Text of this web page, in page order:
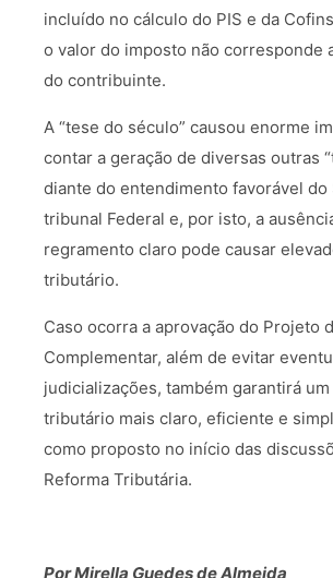
incluído no cálculo do PIS e da
o valor do imposto não corresponde
do contribuinte.
A “tese do século” causou enorme
contar a geração de diversas outras
diante do entendimento favorável do
tribunal Federal e, por isto, a
regramento claro pode causar
tributário.
Caso ocorra a aprovação do Projeto
Complementar, além de evitar
judicializações, também garantirá
tributário mais claro, eficiente e
como proposto no início das
Reforma Tributária.
Por Mirella Guedes de Almeida